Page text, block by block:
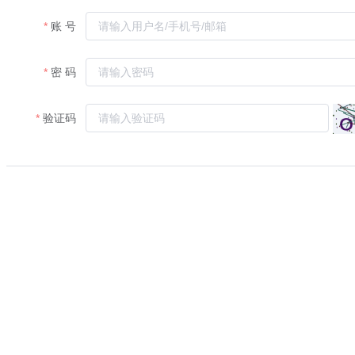
账 号
密 码
验证码